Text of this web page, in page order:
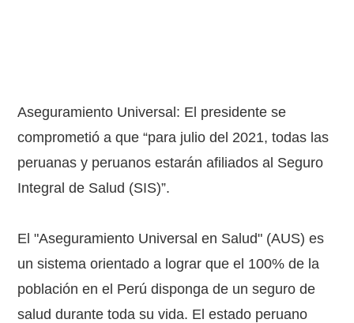
Aseguramiento Universal: El presidente se
comprometió a que “para julio del 2021, todas las
peruanas y peruanos estarán afiliados al Seguro
Integral de Salud (SIS)”.
El "Aseguramiento Universal en Salud" (AUS) es
un sistema orientado a lograr que el 100% de la
población en el Perú disponga de un seguro de
salud durante toda su vida. El estado peruano